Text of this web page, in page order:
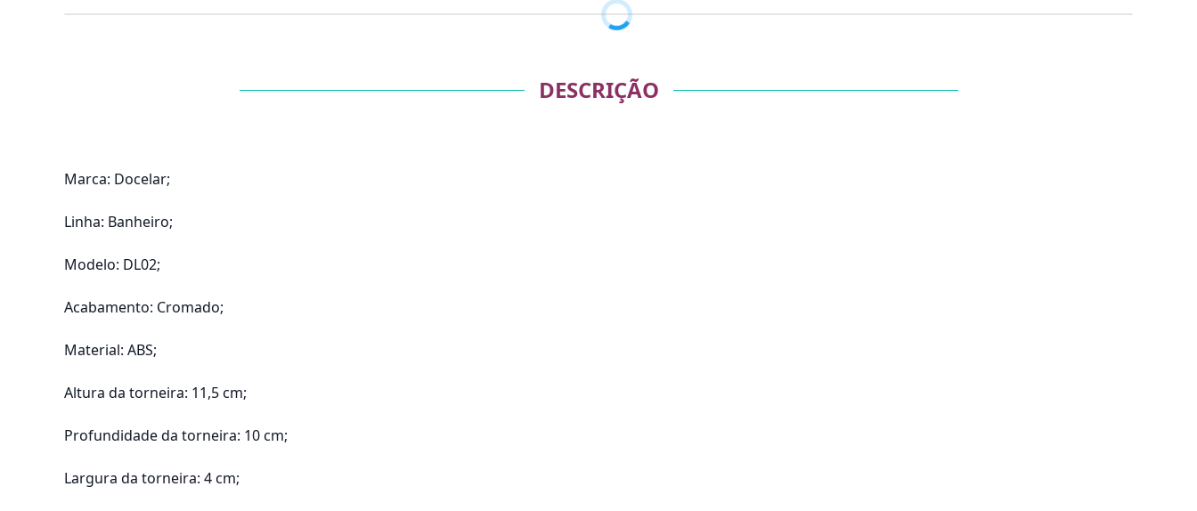
DESCRIÇÃO
Marca: Docelar;
Linha: Banheiro;
Modelo: DL02;
Acabamento: Cromado;
Material: ABS;
Altura da torneira: 11,5 cm;
Profundidade da torneira: 10 cm;
Largura da torneira: 4 cm;